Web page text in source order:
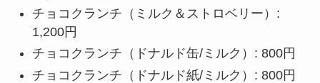
チョコクランチ（ミルク＆ストロベリー）:
1,200円
チョコクランチ（ドナルド缶/ミルク）: 800円
チョコクランチ（ドナルド紙/ミルク）: 800円